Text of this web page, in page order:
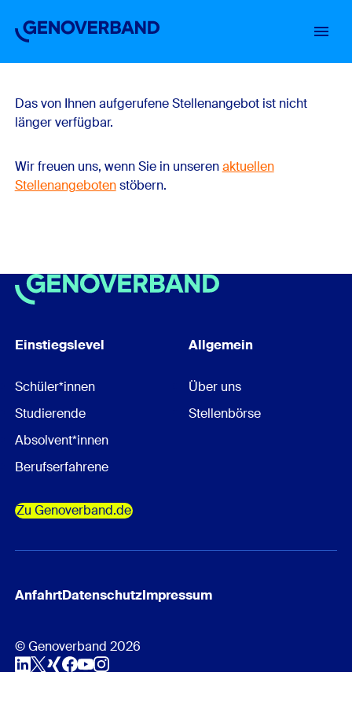
Einstiegslevel
Stellenbörse
Das von Ihnen aufgerufene Stellenangebot ist nicht
länger verfügbar.
Wir freuen uns, wenn Sie in unserenaktuellen
Stellenangebotenstöbern.
Einstiegslevel
Schüler*innen
Studierende
Absolvent*innen
Berufserfahrene
Allgemein
Über uns
Stellenbörse
Zu Genoverband.de
AnfahrtDatenschutzImpressum
© Genoverband 2026